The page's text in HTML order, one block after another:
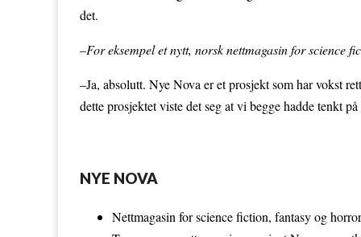
det.
–For eksempel et nytt, norsk nettmagasin for science
–Ja, absolutt. Nye Nova er et prosjekt som har vokst
dette prosjektet viste det seg at vi begge hadde tenkt
NYE NOVA
Nettmagasin for science fiction, fantasy og